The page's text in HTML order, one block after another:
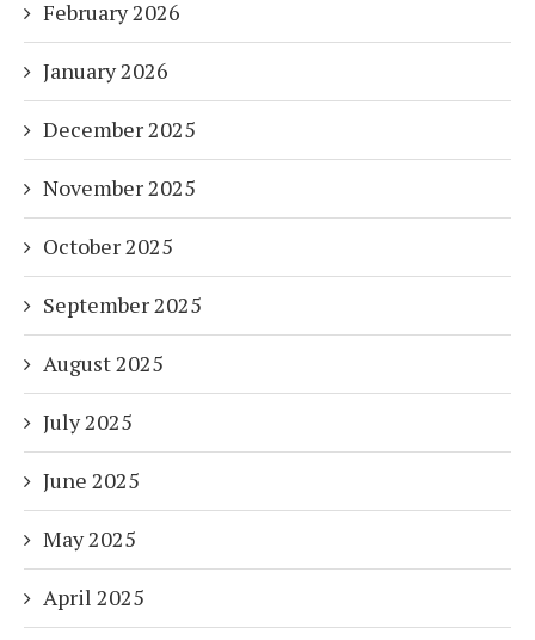
February 2026
January 2026
December 2025
November 2025
October 2025
September 2025
August 2025
July 2025
June 2025
May 2025
April 2025